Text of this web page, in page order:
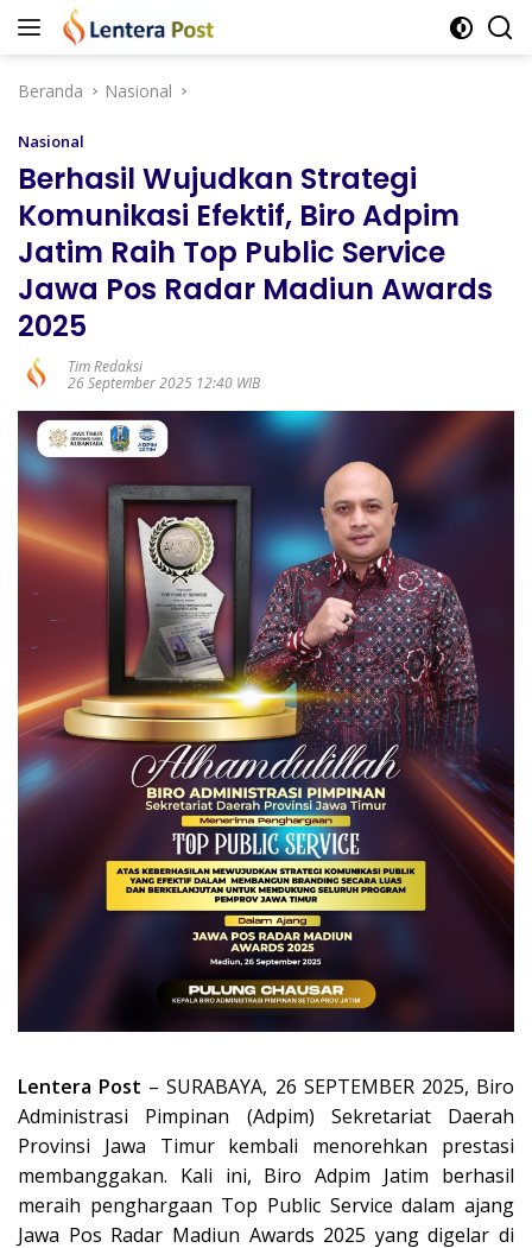
Langsung
Beranda
Nasional
Nasional
Berhasil Wujudkan Strategi
Komunikasi Efektif, Biro Adpim
Jatim Raih Top Public Service
Jawa Pos Radar Madiun Awards
2025
Tim Redaksi
26 September 2025 12:40 WIB
Lentera Post – SURABAYA, 26 SEPTEMBER 2025, Biro
Administrasi Pimpinan (Adpim) Sekretariat Daerah
Provinsi Jawa Timur kembali menorehkan prestasi
membanggakan. Kali ini, Biro Adpim Jatim berhasil
meraih penghargaan Top Public Service dalam ajang
Jawa Pos Radar Madiun Awards 2025 yang digelar di